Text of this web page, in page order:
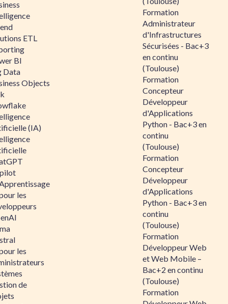
ETL
BI
Data
Objects
(IA)
les
les
de
Formation
Administrateur
d'Infrastructures
Sécurisées - Bac+3
en continu
(Toulouse)
Formation
Concepteur
Développeur
d'Applications
Python - Bac+3 en
continu
(Toulouse)
Formation
Concepteur
Développeur
d'Applications
Python - Bac+3 en
continu
(Toulouse)
Formation
Développeur Web
et Web Mobile –
Bac+2 en continu
(Toulouse)
Formation